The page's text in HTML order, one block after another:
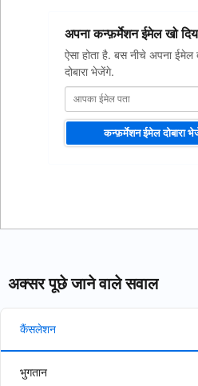
अपना कन्फ़र्मेशन ईमेल खो
ऐसा होता है. बस नीचे अपना
दोबारा भेजेंगे.
कन्फ़र्मेशन ईमेल दोबारा
अक्सर पूछे जाने वाले सवाल
कैंसलेशन
भुगतान